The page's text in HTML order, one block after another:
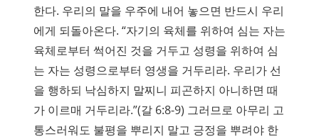
한다. 우리의 말을 우주에 내어 놓으면 반드시 우리
에게 되돌아온다. “자기의 육체를 위하여 심는 자는
육체로부터 썩어진 것을 거두고 성령을 위하여 심
는 자는 성령으로부터 영생을 거두리라. 우리가 선
을 행하되 낙심하지 말찌니 피곤하지 아니하면 때
가 이르매 거두리라.”(갈 6:8-9) 그러므로 아무리 고
통스러워도 불평을 뿌리지 말고 긍정을 뿌려야 한